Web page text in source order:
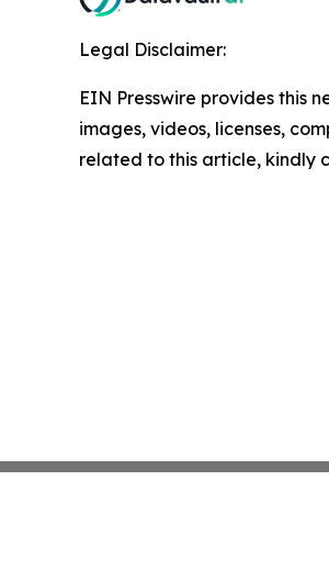
Legal Disclaimer:
EIN Presswire provides this
images, videos, licenses,
related to this article, kindly